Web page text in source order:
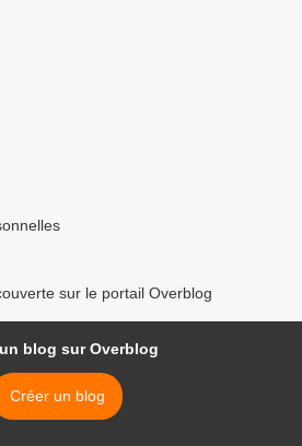
sur le portail Overblog
blog sur Overblog
Créer un blog